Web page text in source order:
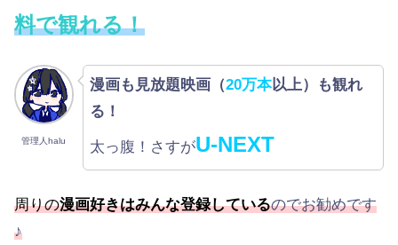
料で観れる！
管理人halu
漫画も見放題映画（20万本以上）も観れ
る！
太っ腹！さすがU-NEXT
周りの漫画好きはみんな登録しているのでお勧めです
♪